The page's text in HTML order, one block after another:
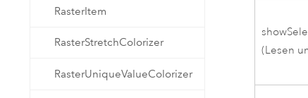
RasterItem
RasterStretchColorizer
RasterUniqueValueColorizer
(Lesen